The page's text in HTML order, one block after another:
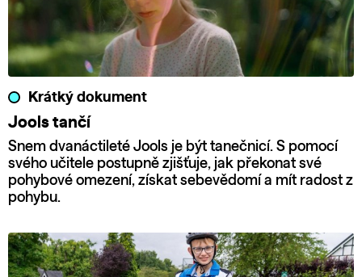
Krátký dokument
Jools tančí
Snem dvanáctileté Jools je být tanečnicí. S pomocí
svého učitele postupně zjišťuje, jak překonat své
pohybové omezení, získat sebevědomí a mít radost z
pohybu.